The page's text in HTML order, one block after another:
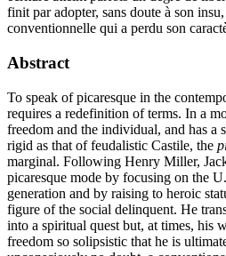
finit par adopter, sans doute à son
conventionnelle qui a perdu son
Abstract
To speak of picaresque in the
requires a redefinition of terms. In a
freedom and the individual, and has a
rigid as that of feudalistic Castile, the
marginal. Following Henry Miller,
picaresque mode by focusing on the
generation and by raising to heroic
figure of the social delinquent. He
into a spiritual quest but, at times, his
freedom so solipsistic that he is